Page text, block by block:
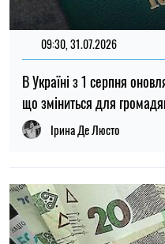
09:30, 31.07.2026
В Україні з 1 серпня
що зміниться для
Ірина Де Люсто